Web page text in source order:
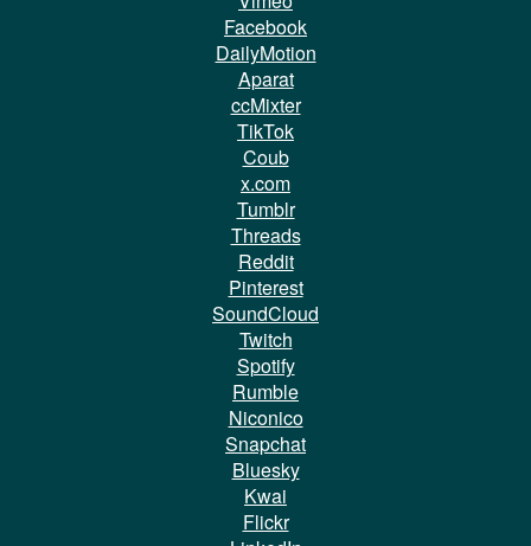
Facebook
DailyMotion
Aparat
ccMixter
TikTok
Coub
x.com
Tumblr
Threads
Reddit
Pinterest
SoundCloud
Twitch
Spotify
Rumble
Niconico
Snapchat
Bluesky
Kwai
Flickr